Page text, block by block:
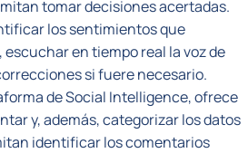
tomar decisiones acertadas.
los sentimientos que
en tiempo real la voz de
si fuere necesario.
de Social Intelligence, ofrece
y, además, categorizar los datos
identificar los comentarios